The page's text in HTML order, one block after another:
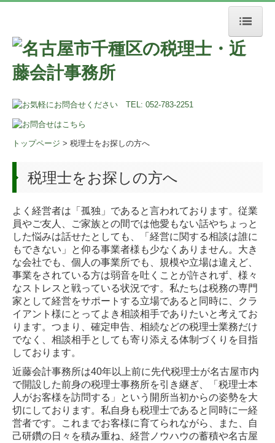
トップページ
税理士をお探しの方へ
事務所案内
事務所概要
アクセスマップ
サービス案内
法人の方
個人の方
法人設立・創業支援
相続税業務
オンライン相談
確定申告とは？
青色申告と白色申告の違い
トップページ > 税理士をお探しの方へ
税理士をお探しの方へ
よく経営者は「孤独」であると言われております。従業
員やご友人、ご家族との間では他愛もない話やちょっと
した悩みは話せたとしても、「経営に関する相談は誰に
もできない」と仰る事業者様も少なくありません。大き
な会社でも、個人の事業所でも、規模や立場は違えど、
事業をされている方は弱音を吐くことが許されず、様々
なストレスと戦っている状況です。私たちは税務の専門
家として経営をサポートする立場であると同時に、クラ
イアント様にとってよき相談相手でありたいと考えてお
ります。つまり、確定申告、相続などの税理士業務だけ
でなく、相談相手としても寄り添える体制づくりを目指
しております。
近藤会計事務所は40年以上前に先代税理士が名古屋市内
で開設した前身の税理士事務所を引き継ぎ、「税理士本
人がお客様を訪問する」という開所当初からの姿勢を大
切にしております。私自身も税理士であると同時に一経
営者です。これまでお客様に育てられながら、また、自
己研鑽の日々を積み重ね、経営ノウハウの蓄積や名古屋